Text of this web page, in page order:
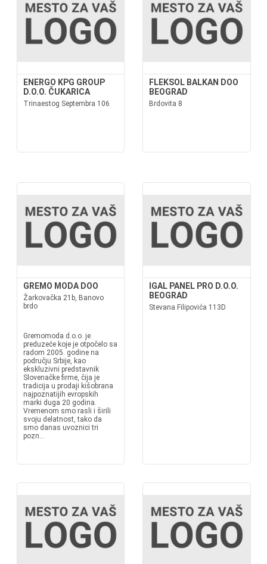
ENERGO KPG GROUP
D.O.O. ČUKARICA
Trinaestog Septembra 106
FLEKSOL BALKAN DOO
BEOGRAD
Brdovita 8
GREMO MODA DOO
Žarkovačka 21b, Banovo
brdo
Gremomoda d.o.o. je
preduzeće koje je otpočelo sa
radom 2005. godine na
području Srbije, kao
ekskluzivni predstavnik
Slovenačke firme, čija je
tradicija u prodaji kišobrana
najpoznatijih evropskih
marki duga 20 godina.
Vremenom smo rasli i širili
svoju delatnost, tako da
smo danas uvoznici tri
pozn...
IGAL PANEL PRO D.O.O.
BEOGRAD
Stevana Filipovića 113D